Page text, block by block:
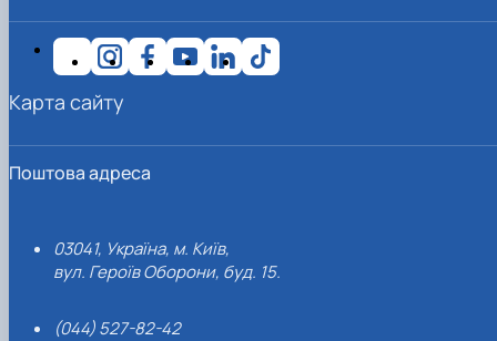
Поштова адреса
03041, Україна, м. Київ,
вул. Героїв Оборони, буд. 15.
(044) 527-82-42
Карта сайту